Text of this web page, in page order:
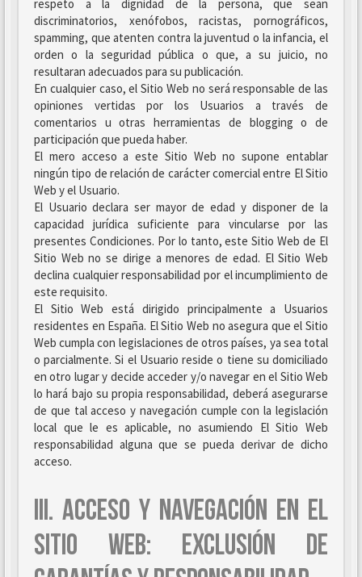
respeto a la dignidad de la persona, que sean
discriminatorios, xenófobos, racistas, pornográficos,
spamming, que atenten contra la juventud o la infancia, el
orden o la seguridad pública o que, a su juicio, no
resultaran adecuados para su publicación.
En cualquier caso, el Sitio Web no será responsable de las
opiniones vertidas por los Usuarios a través de
comentarios u otras herramientas de blogging o de
participación que pueda haber.
El mero acceso a este Sitio Web no supone entablar
ningún tipo de relación de carácter comercial entre El Sitio
Web y el Usuario.
El Usuario declara ser mayor de edad y disponer de la
capacidad jurídica suficiente para vincularse por las
presentes Condiciones. Por lo tanto, este Sitio Web de El
Sitio Web no se dirige a menores de edad. El Sitio Web
declina cualquier responsabilidad por el incumplimiento de
este requisito.
El Sitio Web está dirigido principalmente a Usuarios
residentes en España. El Sitio Web no asegura que el Sitio
Web cumpla con legislaciones de otros países, ya sea total
o parcialmente. Si el Usuario reside o tiene su domiciliado
en otro lugar y decide acceder y/o navegar en el Sitio Web
lo hará bajo su propia responsabilidad, deberá asegurarse
de que tal acceso y navegación cumple con la legislación
local que le es aplicable, no asumiendo El Sitio Web
responsabilidad alguna que se pueda derivar de dicho
acceso.
III. ACCESO Y NAVEGACIÓN EN EL
SITIO WEB: EXCLUSIÓN DE